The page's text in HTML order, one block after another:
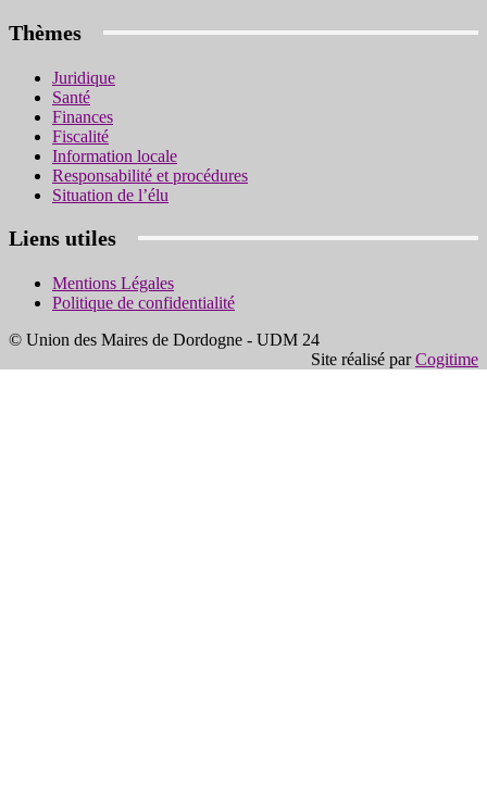
Thèmes
Juridique
Santé
Finances
Fiscalité
Information locale
Responsabilité et procédures
Situation de l’élu
Liens utiles
Mentions Légales
Politique de confidentialité
© Union des Maires de Dordogne - UDM 24
Site réalisé parCogitime